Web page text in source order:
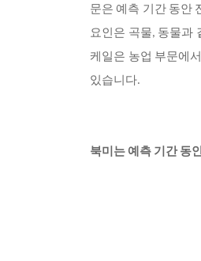
문은 예측 기간 동안
요인은 곡물, 동물과
케일은 농업 부문에
있습니다.
북미는 예측 기간 동